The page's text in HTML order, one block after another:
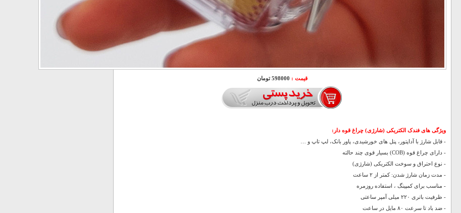
قیمت : 598000 تومان
ویژگی های فندک الکتریکی (شارژی) چراغ قوه دار :
- قابل شارژ با آداپتور، پنل های خورشیدی، پاور بانک، لپ تاپ و …
- دارای چراغ قوه (COB) بسیار قوی چند حالته
- نوع احتراق و سوخت الکتریکی (شارژی)
- مدت زمان شارژ شدن: کمتر از ۲ ساعت
- مناسب برای کمپینگ ، استفاده روزمره
- ظرفیت باتری ۲۲۰ میلی آمپر ساعتی
- ضد باد تا سرعت ۸۰ مایل در ساعت